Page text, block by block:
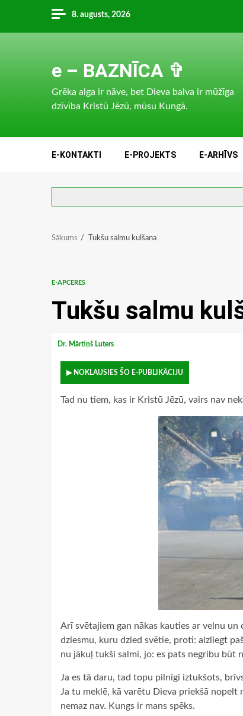
content
8. augusts, 2026
e – BAZNĪCA ✞
Grēka alga ir nāve, bet Dieva balva ir mūžīga
dzīvība Kristū Jēzū, mūsu Kungā.
E-KONTAKTI E-PROJEKTS E-ARHĪVS
Sākums Tukšu salmu kulšana
E-APCERES
Tukšu salmu
Dr. Mārtiņš Luters
▶ NOKLAUSIES ŠO E-PUBLIKĀCIJU
Tad nu tiem, kas ir Kristū Jēzū, vairs nav
Arī svētajiem gan nākas kauties ar velnu
dziesmu, kuru dzied svētie, proti: aizliegt
nu jākuļ tukši salmi, jo: es pats negribu būt
Ja es tā daru, tad topu pilnīgi iztukšots,
Ja tu meklē, kā varētu Dieva priekšā
nemaz nav. Kungs ir mans spēks.